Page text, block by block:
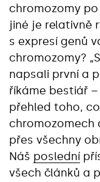
chromozomy
jiné je relativně
s expresí genů
chromozomy?
napsali první a
říkáme bestiář
přehled toho,
chromozomech
přes všechny
Náš poslední
všech článků a